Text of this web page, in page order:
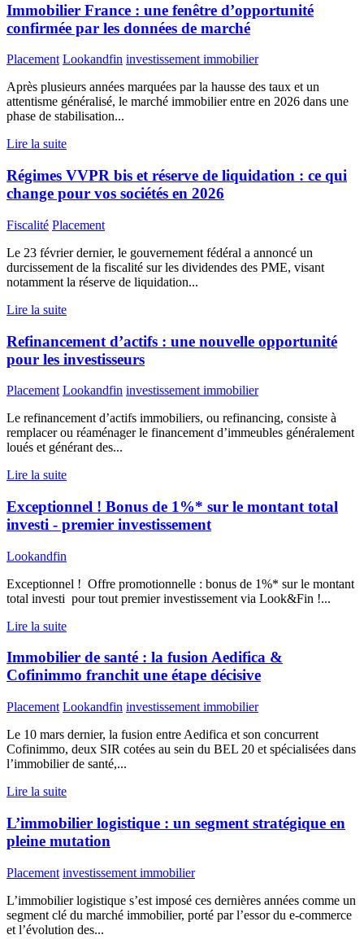
Immobilier France : une fenêtre d’opportunité
confirmée par les données de marché
Placement Lookandfin investissement immobilier
Après plusieurs années marquées par la hausse des taux et un
attentisme généralisé, le marché immobilier entre en 2026 dans une
phase de stabilisation...
Lire la suite
Régimes VVPR bis et réserve de liquidation : ce qui
change pour vos sociétés en 2026
Fiscalité Placement
Le 23 février dernier, le gouvernement fédéral a annoncé un
durcissement de la fiscalité sur les dividendes des PME, visant
notamment la réserve de liquidation...
Lire la suite
Refinancement d’actifs : une nouvelle opportunité
pour les investisseurs
Placement Lookandfin investissement immobilier
Le refinancement d’actifs immobiliers, ou refinancing, consiste à
remplacer ou réaménager le financement d’immeubles généralement
loués et générant des...
Lire la suite
Exceptionnel ! Bonus de 1%* sur le montant total
investi - premier investissement
Lookandfin
Exceptionnel ! Offre promotionnelle : bonus de 1%* sur le montant
total investi pour tout premier investissement via Look&Fin !...
Lire la suite
Immobilier de santé : la fusion Aedifica &
Cofinimmo franchit une étape décisive
Placement Lookandfin investissement immobilier
Le 10 mars dernier, la fusion entre Aedifica et son concurrent
Cofinimmo, deux SIR cotées au sein du BEL 20 et spécialisées dans
l’immobilier de santé,...
Lire la suite
L’immobilier logistique : un segment stratégique en
pleine mutation
Placement investissement immobilier
L’immobilier logistique s’est imposé ces dernières années comme un
segment clé du marché immobilier, porté par l’essor du e-commerce
et l’évolution des...